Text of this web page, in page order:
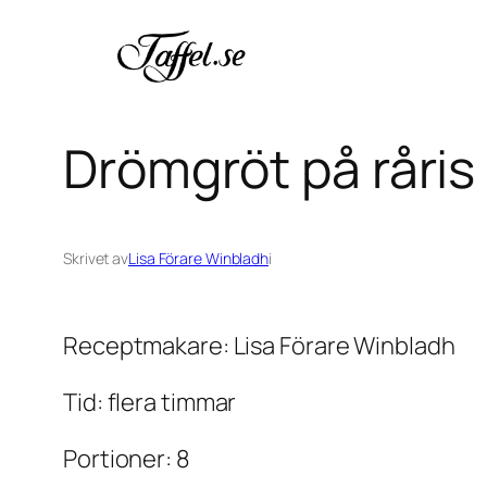
Drömgröt på råris
Skrivet avLisa Förare Winbladhi
Receptmakare: Lisa Förare Winbladh
Tid: flera timmar
Portioner: 8